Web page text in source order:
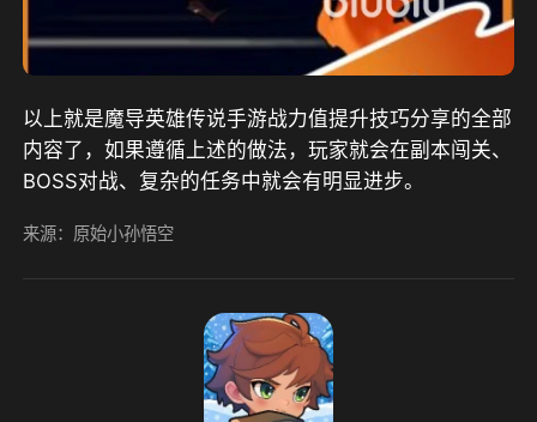
以上就是魔导英雄传说手游战力值提升技巧分享的全部
内容了，如果遵循上述的做法，玩家就会在副本闯关、
BOSS对战、复杂的任务中就会有明显进步。
来源：原始小孙悟空